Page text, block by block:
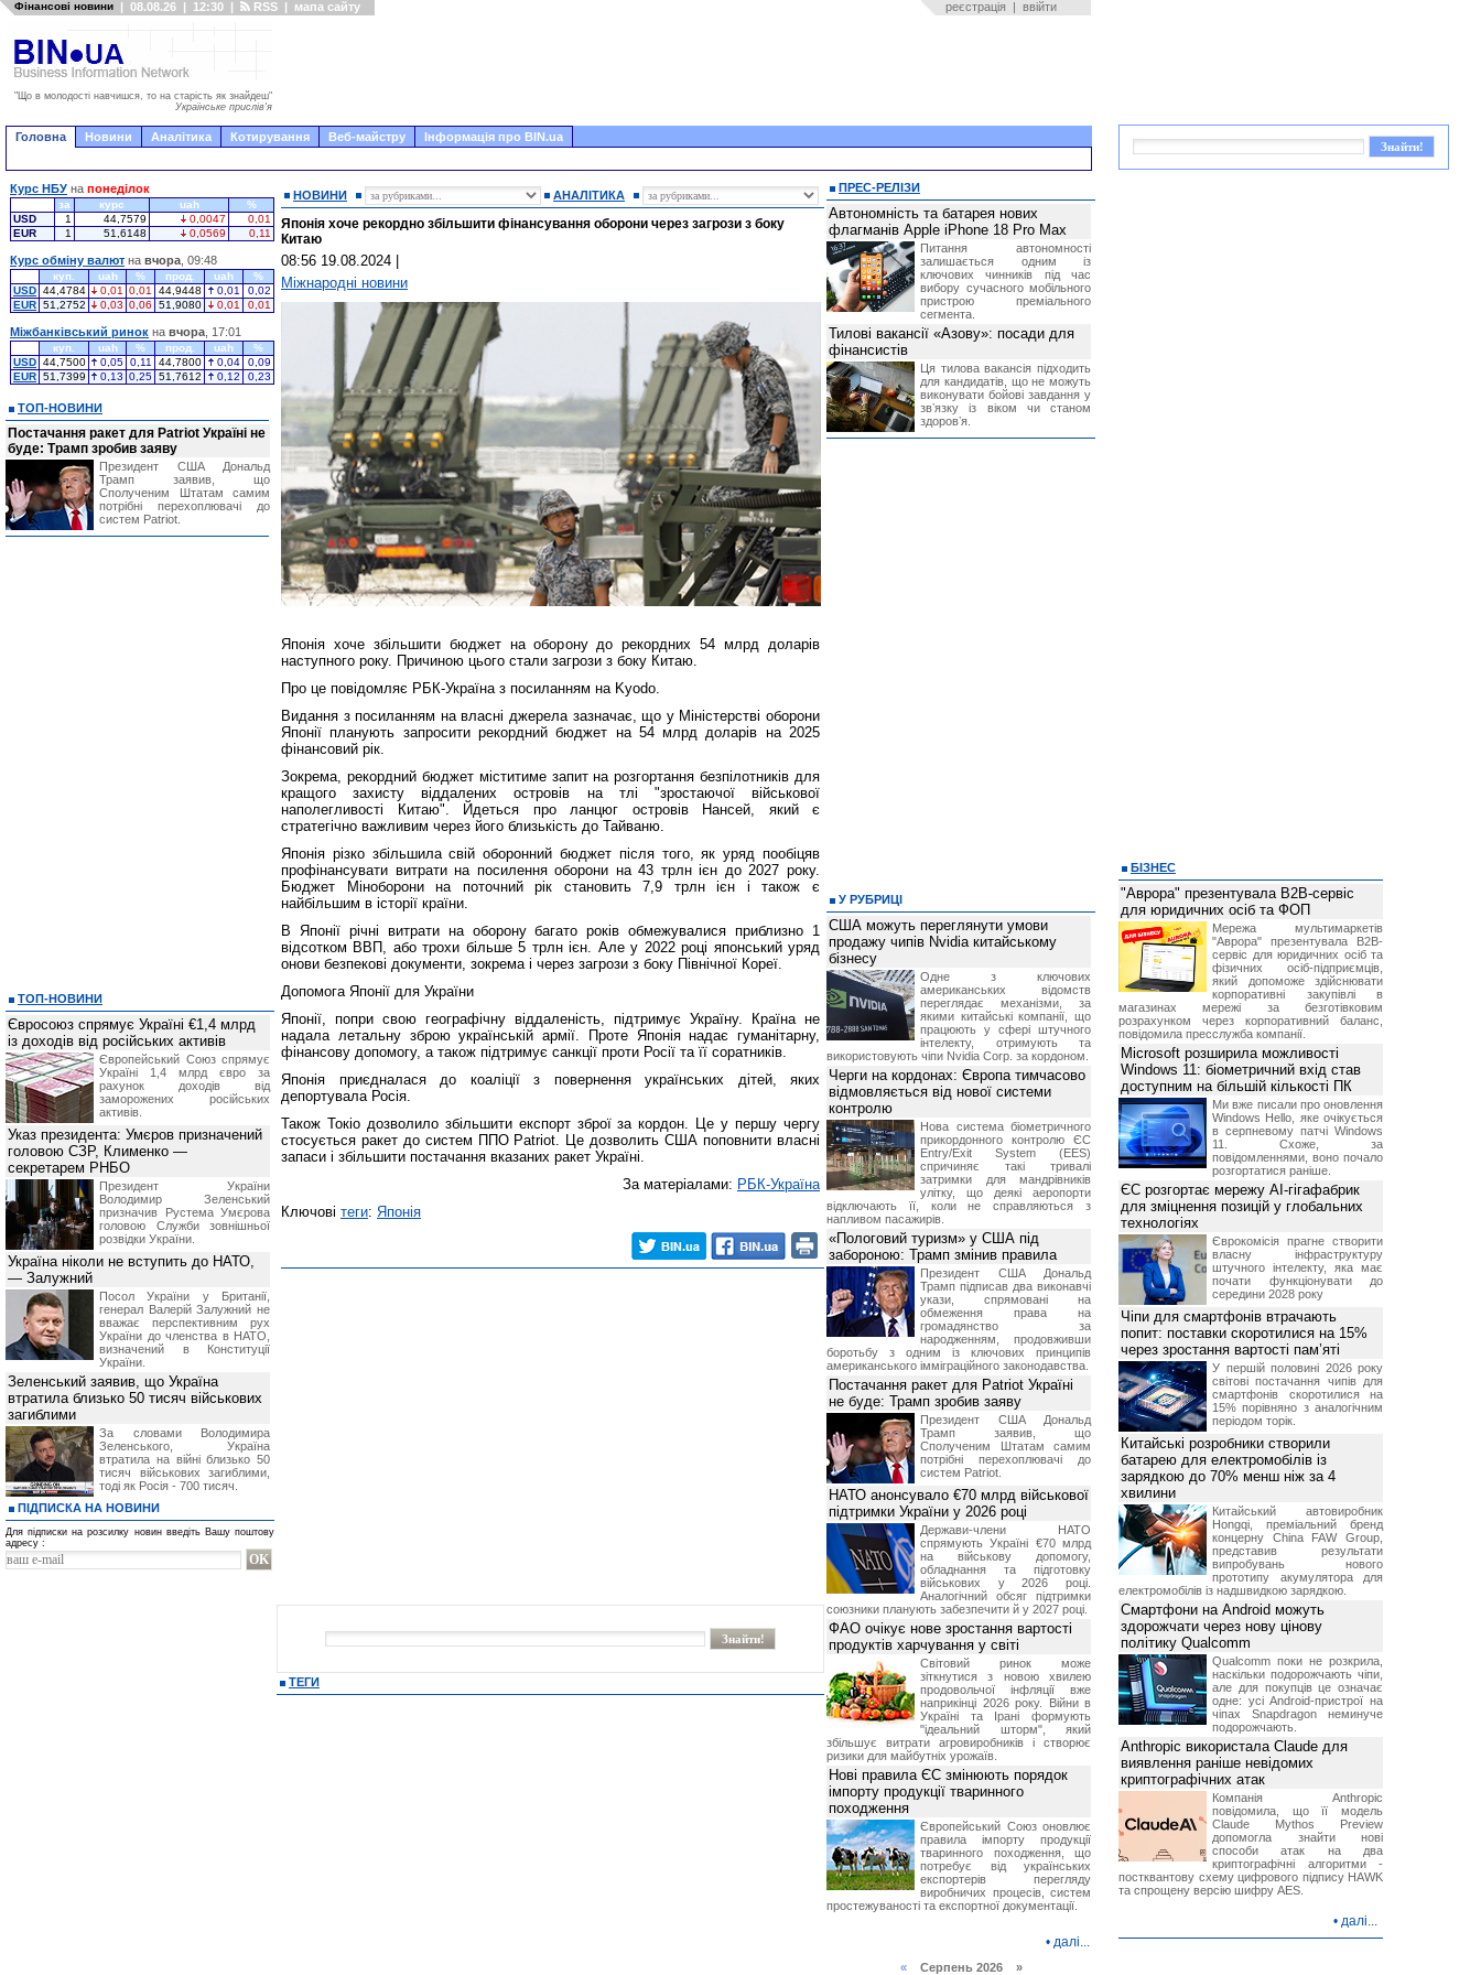
Фінансові новини | 08.08.26 | 12:30 | RSS | мапа сайту реєстрація | ввійти
"Що в молодості навчишся, то на старість як знайдеш"
Українське прислів'я
Головна Новини Аналітика Котирування Веб-майстру Інформація про BIN.ua
НОВИНИ АНАЛІТИКА
Японія хоче рекордно збільшити фінансування оборони через загрози з боку
Китаю
08:56 19.08.2024
Міжнародні новини
Японія хоче збільшити бюджет на оборону до рекордних 54 млрд доларів
наступного року. Причиною цього стали загрози з боку Китаю.
Про це повідомляє РБК-Україна з посиланням на Kyodo.
Видання з посиланням на власні джерела зазначає, що у Міністерстві оборони
Японії планують запросити рекордний бюджет на 54 млрд доларів на 2025
фінансовий рік.
Зокрема, рекордний бюджет міститиме запит на розгортання безпілотників для
кращого захисту віддалених островів на тлі "зростаючої військової
наполегливості Китаю". Йдеться про ланцюг островів Нансей, який є
стратегічно важливим через його близькість до Тайваню.
Японія різко збільшила свій оборонний бюджет після того, як уряд пообіцяв
профінансувати витрати на посилення оборони на 43 трлн ієн до 2027 року.
Бюджет Міноборони на поточний рік становить 7,9 трлн ієн і також є
найбільшим в історії країни.
В Японії річні витрати на оборону багато років обмежувалися приблизно 1
відсотком ВВП, або трохи більше 5 трлн ієн. Але у 2022 році японський уряд
онови безпекові документи, зокрема і через загрози з боку Північної Кореї.
Допомога Японії для України
Японії, попри свою географічну віддаленість, підтримує Україну. Країна не
надала летальну зброю українській армії. Проте Японія надає гуманітарну,
фінансову допомогу, а також підтримує санкції проти Росії та її соратників.
Японія приєдналася до коаліції з повернення українських дітей, яких
депортувала Росія.
Також Токіо дозволило збільшити експорт зброї за кордон. Це у першу чергу
стосується ракет до систем ППО Patriot. Це дозволить США поповнити власні
запаси і збільшити постачання вказаних ракет Україні.
За матеріалами: РБК-Україна
Ключові теги: Японія
ТЕГИ
Курс НБУ на понеділок
за курс uah
%
USD
1 44,7579 0,0047
0,01
EUR
1 51,6148 0,0569 0,11
Курс обміну валют на вчора , 09:48
куп. uah % прод. uah
%
USD 44,4784 0,01 0,01 44,9448 0,01
0,02
EUR 51,2752 0,03 0,06 51,9080 0,01 0,01
Міжбанківський ринок на вчора , 17:01
куп. uah % прод. uah
%
USD 44,7500 0,05 0,11 44,7800 0,04
0,09
EUR 51,7399 0,13 0,25 51,7612 0,12 0,23
ТОП-НОВИНИ
Постачання ракет для Patriot Україні не
буде: Трамп зробив заяву
Президент США Дональд
Трамп заявив, що
Сполученим Штатам самим
потрібні перехоплювачі до
систем Patriot.
ТОП-НОВИНИ
Євросоюз спрямує Україні €1,4 млрд
із доходів від російських активів
Європейський Союз спрямує
Україні 1,4 млрд євро за
рахунок доходів від
заморожених російських
активів.
Указ президента: Умєров призначений
головою СЗР, Клименко —
секретарем РНБО
Президент України
Володимир Зеленський
призначив Pустема Умєрова
головою Служби зовнішньої
розвідки України.
Україна ніколи не вступить до НАТО,
— Залужний
Посол України у Британії,
генерал Валерій Залужний не
вважає перспективним рух
України до членства в НАТО,
визначений в Конституції
України.
Зеленський заявив, що Україна
втратила близько 50 тисяч військових
загиблими
За словами Володимира
Зеленського, Україна
втратила на війні близько 50
тисяч військових загиблими,
тоді як Росія - 700 тисяч.
ПІДПИСКА НА НОВИНИ
Для підписки на розсилку новин введіть Вашу поштову
адресу :
ПРЕС-РЕЛІЗИ
Автономність та батарея нових
флагманів Apple iPhone 18 Pro Max
Питання автономності
залишається одним із
ключових чинників під час
вибору сучасного мобільного
пристрою преміального
сегмента.
Тилові вакансії «Азову»: посади для
фінансистів
Ця тилова вакансія підходить
для кандидатів, що не можуть
виконувати бойові завдання у
звʼязку із віком чи станом
здоровʼя.
У РУБРИЦІ
США можуть переглянути умови
продажу чипів Nvidia китайському
бізнесу
Одне з ключових
американських відомств
переглядає механізми, за
якими китайські компанії, що
працюють у сфері штучного
інтелекту, отримують та
використовують чіпи Nvidia Corp. за кордоном.
Черги на кордонах: Європа тимчасово
відмовляється від нової системи
контролю
Нова система біометричного
прикордонного контролю ЄС
Entry/Exit System (EES)
спричиняє такі тривалі
затримки для мандрівників
улітку, що деякі аеропорти
відключають її, коли не справляються з
напливом пасажирів.
«Пологовий туризм» у США під
забороною: Трамп змінив правила
Президент США Дональд
Трамп підписав два виконавчі
укази, спрямовані на
обмеження права на
громадянство за
народженням, продовживши
боротьбу з одним із ключових принципів
американського імміграційного законодавства.
Постачання ракет для Patriot Україні
не буде: Трамп зробив заяву
Президент США Дональд
Трамп заявив, що
Сполученим Штатам самим
потрібні перехоплювачі до
систем Patriot.
НАТО анонсувало €70 млрд військової
підтримки України у 2026 році
Держави-члени НАТО
спрямують Україні €70 млрд
на військову допомогу,
обладнання та підготовку
військових у 2026 році.
Аналогічний обсяг підтримки
союзники планують забезпечити й у 2027 році.
ФАО очікує нове зростання вартості
продуктів харчування у світі
Світовий ринок може
зіткнутися з новою хвилею
продовольчої інфляції вже
наприкінці 2026 року. Війни в
Україні та Ірані формують
"ідеальний шторм", який
збільшує витрати агровиробників і створює
ризики для майбутніх урожаїв.
Нові правила ЄС змінюють порядок
імпорту продукції тваринного
походження
Європейський Союз оновлює
правила імпорту продукції
тваринного походження, що
потребує від українських
експортерів перегляду
виробничих процесів, систем
простежуваності та експортної документації.
• далі...
«Серпень 2026 »
БІЗНЕС
"Аврора" презентувала B2B-сервіс
для юридичних осіб та ФОП
Мережа мультимаркетів
"Аврора" презентувала B2B-
сервіс для юридичних осіб та
фізичних осіб-підприємців,
який допоможе здійснювати
корпоративні закупівлі в
магазинах мережі за безготівковим
розрахунком через корпоративний баланс,
повідомила пресслужба компанії.
Microsoft розширила можливості
Windows 11: біометричний вхід став
доступним на більшій кількості ПК
Ми вже писали про оновлення
Windows Hello, яке очікується
в серпневому патчі Windows
11. Схоже, за
повідомленнями, воно почало
розгортатися раніше.
ЄС розгортає мережу AI-гігафабрик
для зміцнення позицій у глобальних
технологіях
Єврокомісія прагне створити
власну інфраструктуру
штучного інтелекту, яка має
почати функціонувати до
середини 2028 року
Чіпи для смартфонів втрачають
попит: поставки скоротилися на 15%
через зростання вартості пам’яті
У першій половині 2026 року
світові постачання чипів для
смартфонів скоротилися на
15% порівняно з аналогічним
періодом торік.
Китайські розробники створили
батарею для електромобілів із
зарядкою до 70% менш ніж за 4
хвилини
Китайський автовиробник
Hongqi, преміальний бренд
концерну China FAW Group,
представив результати
випробувань нового
прототипу акумулятора для
електромобілів із надшвидкою зарядкою.
Смартфони на Android можуть
здорожчати через нову цінову
політику Qualcomm
Qualcomm поки не розкрила,
наскільки подорожчають чіпи,
але для покупців це означає
одне: усі Android-пристрої на
чіпах Snapdragon неминуче
подорожчають.
Anthropic використала Claude для
виявлення раніше невідомих
криптографічних атак
Компанія Anthropic
повідомила, що її модель
Claude Mythos Preview
допомогла знайти нові
способи атак на два
криптографічні алгоритми -
постквантову схему цифрового підпису HAWK
та спрощену версію шифру AES.
• далі...